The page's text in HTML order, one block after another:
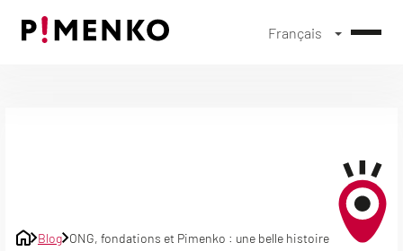
Français
Blog ONG, fondations et Pimenko : une belle histoire